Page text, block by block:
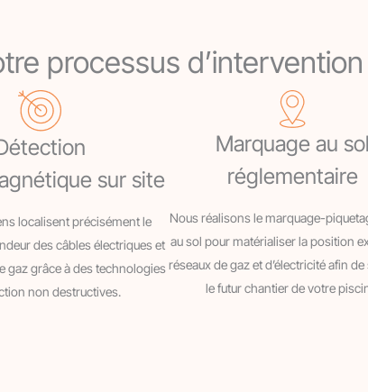
processus d’intervention
sur site
localisent précisément le
des câbles électriques et
gaz grâce à des technologies
non destructives.
Marquage au
réglementaire
Nous réalisons le marquage-
au sol pour matérialiser la position
réseaux de gaz et d’électricité afin
le futur chantier de votre